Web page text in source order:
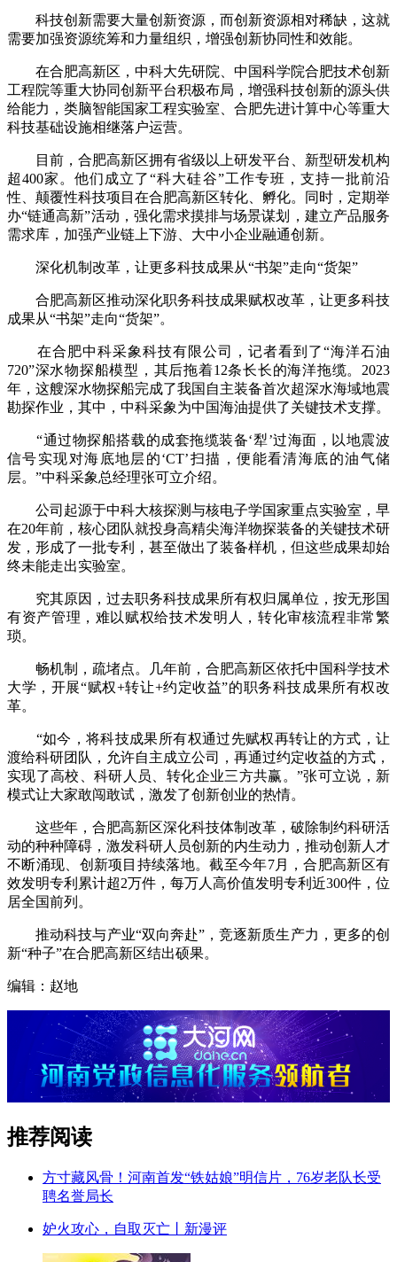
科技创新需要大量创新资源，而创新资源相对稀缺，这就
需要加强资源统筹和力量组织，增强创新协同性和效能。
在合肥高新区，中科大先研院、中国科学院合肥技术创新
工程院等重大协同创新平台积极布局，增强科技创新的源头供
给能力，类脑智能国家工程实验室、合肥先进计算中心等重大
科技基础设施相继落户运营。
目前，合肥高新区拥有省级以上研发平台、新型研发机构
超400家。他们成立了“科大硅谷”工作专班，支持一批前沿
性、颠覆性科技项目在合肥高新区转化、孵化。同时，定期举
办“链通高新”活动，强化需求摸排与场景谋划，建立产品服务
需求库，加强产业链上下游、大中小企业融通创新。
深化机制改革，让更多科技成果从“书架”走向“货架”
合肥高新区推动深化职务科技成果赋权改革，让更多科技
成果从“书架”走向“货架”。
在合肥中科采象科技有限公司，记者看到了“海洋石油
720”深水物探船模型，其后拖着12条长长的海洋拖缆。2023
年，这艘深水物探船完成了我国自主装备首次超深水海域地震
勘探作业，其中，中科采象为中国海油提供了关键技术支撑。
“通过物探船搭载的成套拖缆装备‘犁’过海面，以地震波
信号实现对海底地层的‘CT’扫描，便能看清海底的油气储
层。”中科采象总经理张可立介绍。
公司起源于中科大核探测与核电子学国家重点实验室，早
在20年前，核心团队就投身高精尖海洋物探装备的关键技术研
发，形成了一批专利，甚至做出了装备样机，但这些成果却始
终未能走出实验室。
究其原因，过去职务科技成果所有权归属单位，按无形国
有资产管理，难以赋权给技术发明人，转化审核流程非常繁
琐。
畅机制，疏堵点。几年前，合肥高新区依托中国科学技术
大学，开展“赋权+转让+约定收益”的职务科技成果所有权改
革。
“如今，将科技成果所有权通过先赋权再转让的方式，让
渡给科研团队，允许自主成立公司，再通过约定收益的方式，
实现了高校、科研人员、转化企业三方共赢。”张可立说，新
模式让大家敢闯敢试，激发了创新创业的热情。
这些年，合肥高新区深化科技体制改革，破除制约科研活
动的种种障碍，激发科研人员创新的内生动力，推动创新人才
不断涌现、创新项目持续落地。截至今年7月，合肥高新区有
效发明专利累计超2万件，每万人高价值发明专利近300件，位
居全国前列。
推动科技与产业“双向奔赴”，竞逐新质生产力，更多的创
新“种子”在合肥高新区结出硕果。
编辑：赵地
推荐阅读
方寸藏风骨！河南首发“铁姑娘”明信片，76岁老队长受
聘名誉局长
妒火攻心，自取灭亡丨新漫评